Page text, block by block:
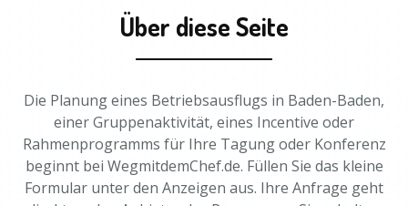
Über diese Seite
Die Planung eines Betriebsausflugs in Baden-Baden,
einer Gruppenaktivität, eines Incentive oder
Rahmenprogramms für Ihre Tagung oder Konferenz
beginnt bei WegmitdemChef.de. Füllen Sie das kleine
Formular unter den Anzeigen aus. Ihre Anfrage geht